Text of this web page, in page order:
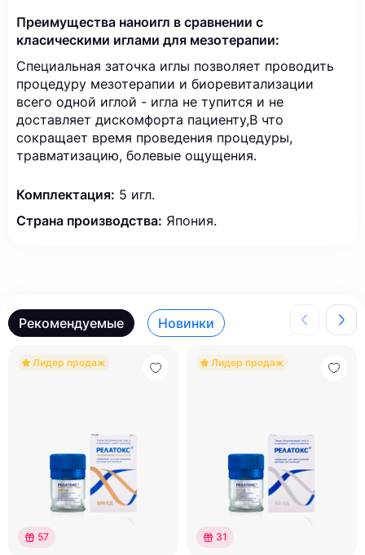
Преимущества наноигл в сравнении с
класическими иглами для мезотерапии:
Специальная заточка иглы позволяет проводить
процедуру мезотерапии и биоревитализации
всего одной иглой - игла не тупится и не
доставляет дискомфорта пациенту,В что
сокращает время проведения процедуры,
травматизацию, болевые ощущения.
Комплектация: 5 игл.
Страна производства: Япония.
Рекомендуемые Новинки
Лидер продаж
57
Лидер продаж
31